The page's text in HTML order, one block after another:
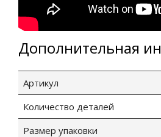
Дополнительная
Артикул
Количество деталей
Размер упаковки